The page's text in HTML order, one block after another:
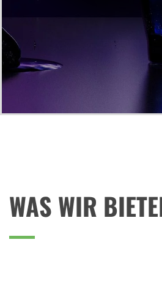
WAS WIR